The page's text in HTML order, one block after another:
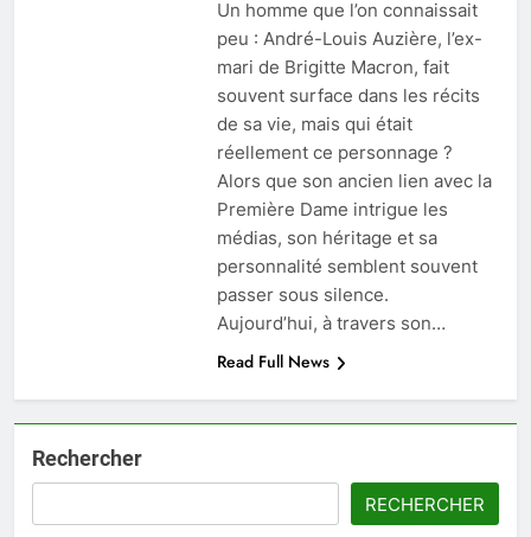
Un homme que l’on connaissait
peu : André-Louis Auzière, l’ex-
mari de Brigitte Macron, fait
souvent surface dans les récits
de sa vie, mais qui était
réellement ce personnage ?
Alors que son ancien lien avec la
Première Dame intrigue les
médias, son héritage et sa
personnalité semblent souvent
passer sous silence.
Aujourd’hui, à travers son…
Read Full News
Rechercher
RECHERCHER